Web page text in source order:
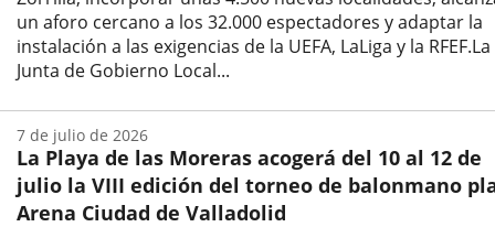
un aforo cercano a los 32.000 espectadores y adaptar la
instalación a las exigencias de la UEFA, LaLiga y la RFEF.La
Junta de Gobierno Local...
la
noticia
La Playa de las Moreras acogerá del 10 al 12 de
julio la VIII edición del torneo de balonmano
Arena Ciudad de Valladolid
7 de julio de 2026